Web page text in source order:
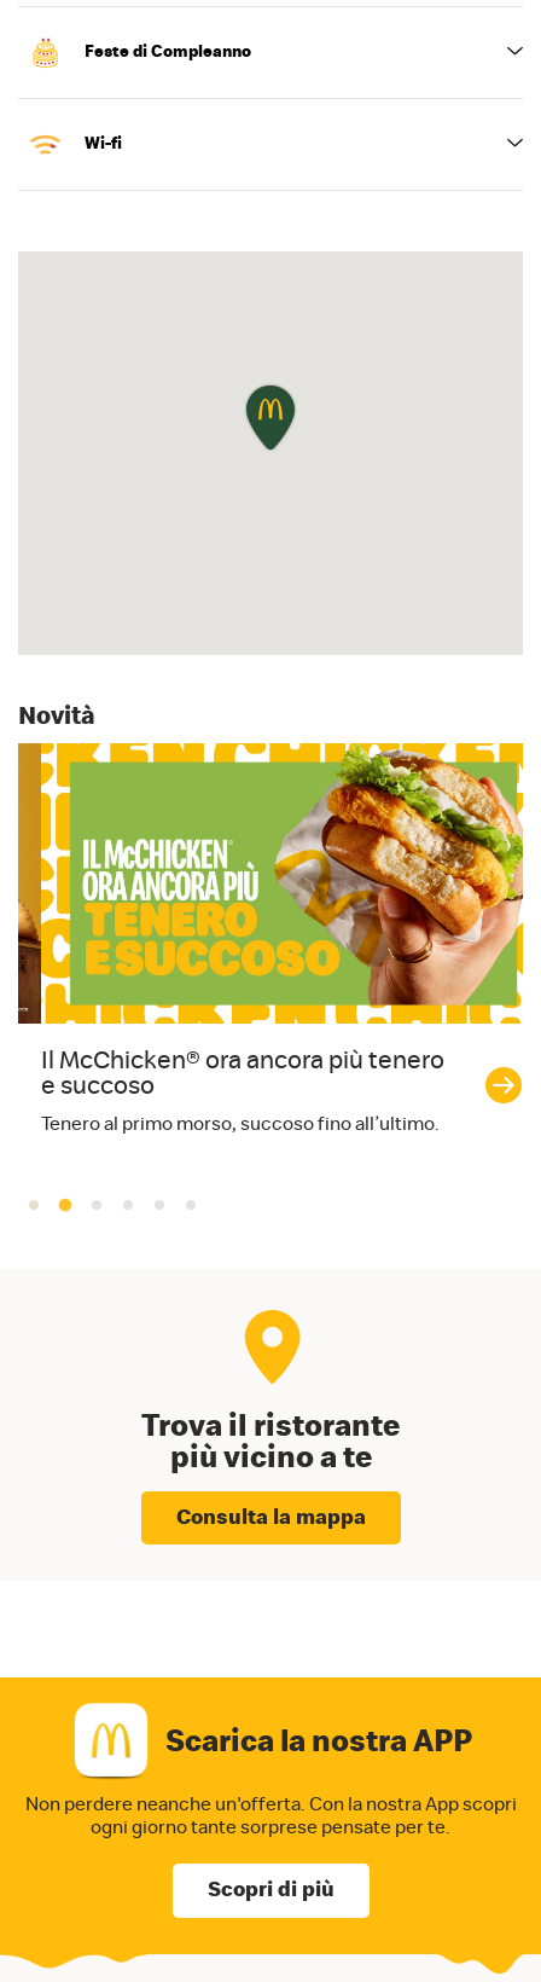
Feste di Compleanno
Wi-fi
Novità
Il McChicken® ora ancora più tenero
e succoso
Tenero al primo morso, succoso fino all’ultimo.
Trova il ristorante
più vicino a te
Consulta la mappa
Scarica la nostra APP
Non perdere neanche un'offerta. Con la nostra App scopri
ogni giorno tante sorprese pensate per te.
Scopri di più